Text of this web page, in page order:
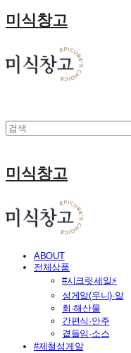
미식창고
미식창고
ABOUT
전체상품
#시크릿세일⚡
성게알(우니)·알
회·해산물
간편식·안주
곁들임·소스
#제철성게알